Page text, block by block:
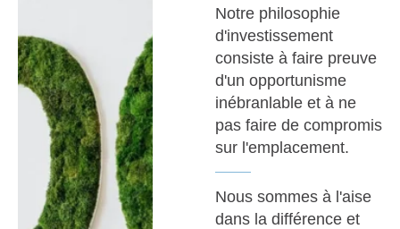
Notre philosophie
d'investissement
consiste à faire preuve
d'un opportunisme
inébranlable et à ne
pas faire de compromis
sur l'emplacement.
Nous sommes à l'aise
dans la différence et